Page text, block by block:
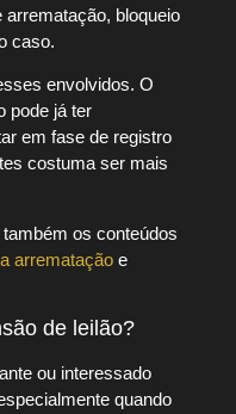
arrematação, bloqueio
caso.
envolvidos. O
pode já ter
em fase de registro
costuma ser mais
os conteúdos
arrematação e
de leilão?
ou interessado
quando